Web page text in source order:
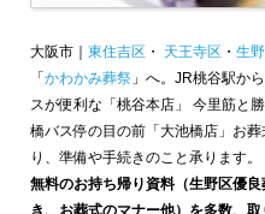
大阪市｜ 東住吉区 ・ 天王寺区 ・ 生
「かわかみ葬祭 」へ。JR桃谷駅か
スが便利な「桃谷本店」 今里筋と
橋バス停の目の前「大池橋店」お
り、準備や手続きのこと承ります。
無料のお持ち帰り資料（生野区優
き、お葬式のマナー他）を多数、取